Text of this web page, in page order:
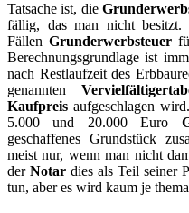
Tatsache ist, die
fällig, das man nicht besitzt.
Fällen Grunderwerbsteuer
Berechnungsgrundlage ist
nach Restlaufzeit des
genannten
Kaufpreis aufgeschlagen
5.000 und 20.000 Euro
geschaffenes Grundstück
meist nur, wenn man nicht
der Notar dies als Teil seiner
tun, aber es wird kaum je